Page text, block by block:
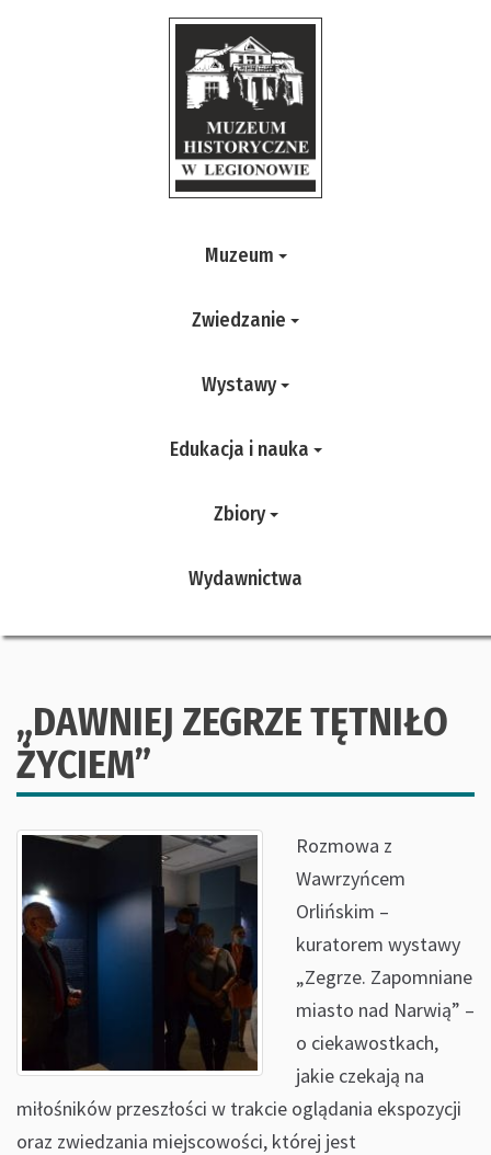
Muzeum
Zwiedzanie
Wystawy
Edukacja i nauka
Zbiory
Wydawnictwa
„DAWNIEJ ZEGRZE TĘTNIŁO
ŻYCIEM”
Rozmowa z
Wawrzyńcem
Orlińskim –
kuratorem wystawy
„Zegrze. Zapomniane
miasto nad Narwią” –
o ciekawostkach,
jakie czekają na
miłośników przeszłości w trakcie oglądania ekspozycji
oraz zwiedzania miejscowości, której jest